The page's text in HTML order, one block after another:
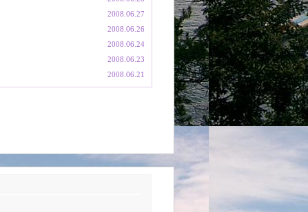
2008.06.27
2008.06.26
2008.06.24
2008.06.23
2008.06.21